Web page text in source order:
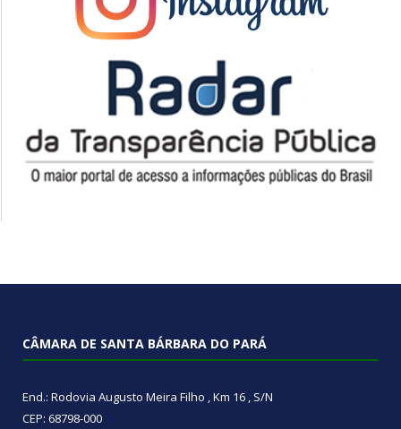
CÂMARA DE SANTA BÁRBARA DO PARÁ
End.: Rodovia Augusto Meira Filho , Km 16 , S/N
CEP: 68798-000